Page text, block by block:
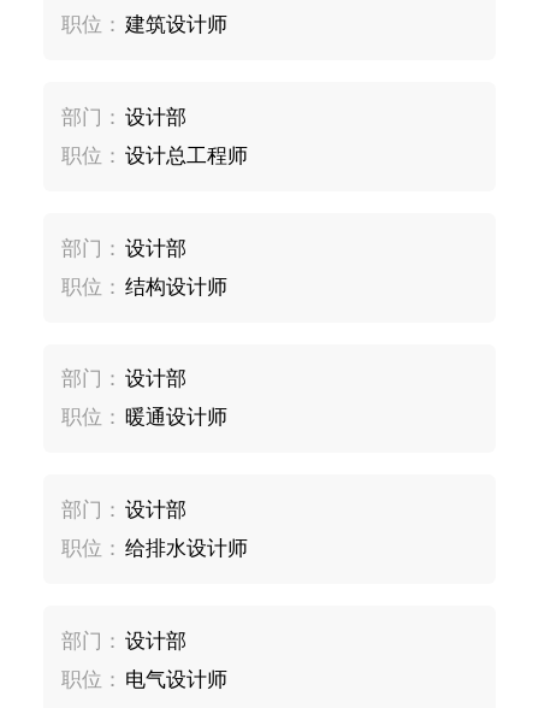
职位： 建筑设计师
部门： 设计部
职位： 设计总工程师
部门： 设计部
职位： 结构设计师
部门： 设计部
职位： 暖通设计师
部门： 设计部
职位： 给排水设计师
部门： 设计部
职位： 电气设计师